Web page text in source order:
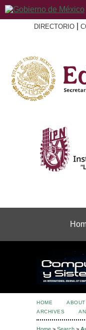
DIRECTORIO
HOME ABOUT
ARCHIVES